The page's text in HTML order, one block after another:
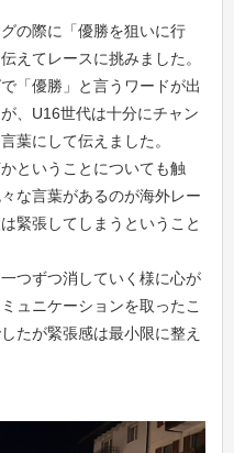
の際に「優勝を狙いに行
えてレースに挑みました。
「優勝」と言うワードが出
、U16世代は十分にチャン
葉にして伝えました。
ということについても触
な言葉があるのが海外レー
緊張してしまうということ
つずつ消していく様に心が
ュニケーションを取ったこ
たが緊張感は最小限に整え